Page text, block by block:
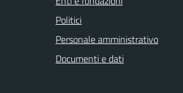
Politici
Personale amministrativo
Documenti e dati